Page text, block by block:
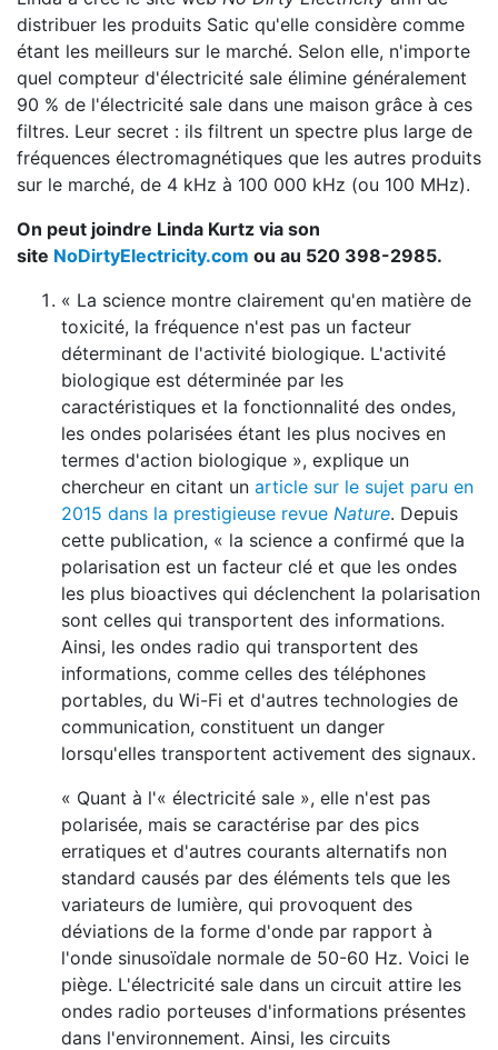
distribuer les produits Satic qu'elle considère comme
étant les meilleurs sur le marché. Selon elle, n'importe
quel compteur d'électricité sale élimine généralement
90 % de l'électricité sale dans une maison grâce à ces
filtres. Leur secret : ils filtrent un spectre plus large de
fréquences électromagnétiques que les autres produits
sur le marché, de 4 kHz à 100 000 kHz (ou 100 MHz).
On peut joindre Linda Kurtz via son
site NoDirtyElectricity.com ou au 520 398-2985.
« La science montre clairement qu'en matière de
toxicité, la fréquence n'est pas un facteur
déterminant de l'activité biologique. L'activité
biologique est déterminée par les
caractéristiques et la fonctionnalité des ondes,
les ondes polarisées étant les plus nocives en
termes d'action biologique », explique un
chercheur en citant un article sur le sujet paru en
2015 dans la prestigieuse revue Nature. Depuis
cette publication, « la science a confirmé que la
polarisation est un facteur clé et que les ondes
les plus bioactives qui déclenchent la polarisation
sont celles qui transportent des informations.
Ainsi, les ondes radio qui transportent des
informations, comme celles des téléphones
portables, du Wi-Fi et d'autres technologies de
communication, constituent un danger
lorsqu'elles transportent activement des signaux.
« Quant à l'« électricité sale », elle n'est pas
polarisée, mais se caractérise par des pics
erratiques et d'autres courants alternatifs non
standard causés par des éléments tels que les
variateurs de lumière, qui provoquent des
déviations de la forme d'onde par rapport à
l'onde sinusoïdale normale de 50-60 Hz. Voici le
piège. L'électricité sale dans un circuit attire les
ondes radio porteuses d'informations présentes
dans l'environnement. Ainsi, les circuits